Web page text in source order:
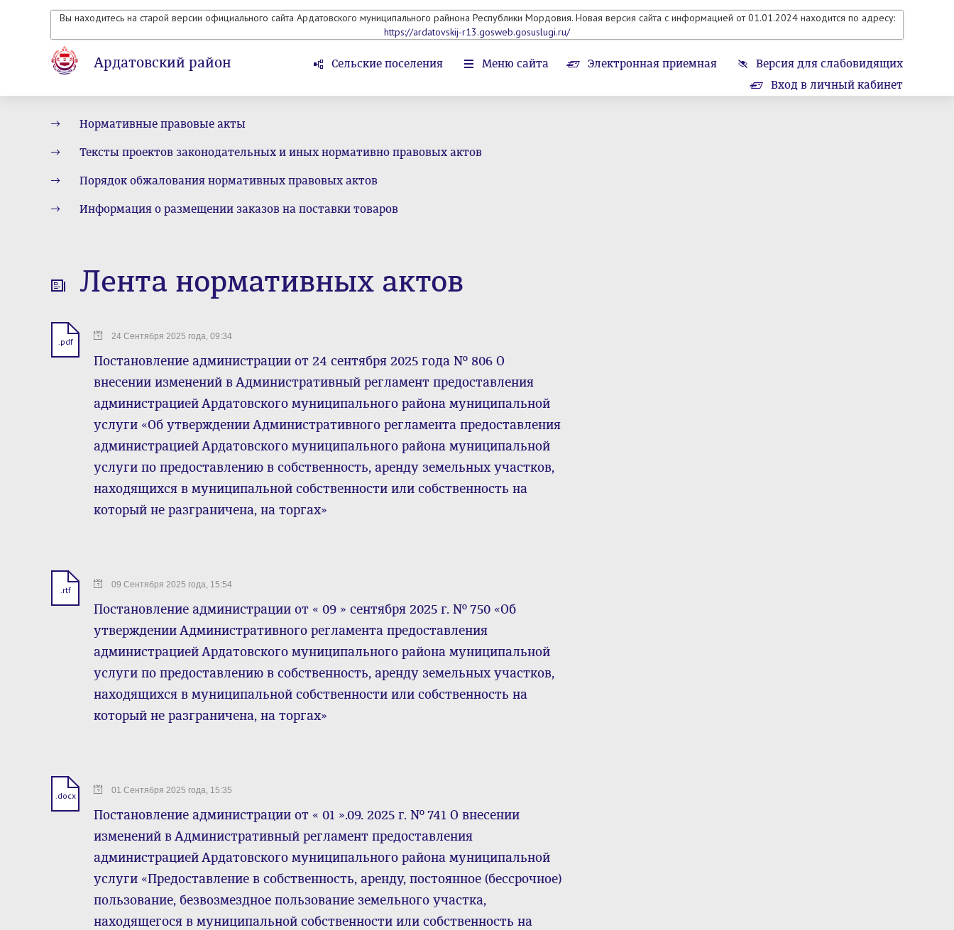
Вы находитесь на старой версии официального сайта Ардатовского муниципального райнона Республики Мордовия. Новая версия сайта с информацией от 01.01.2024 находится по адресу:
https://ardatovskij-r13.gosweb.gosuslugi.ru/
Ардатовский район Сельские поселения Меню сайта Электронная приемная
Версия для слабовидящих
Вход в личный кабинет
Нормативные правовые акты
Тексты проектов законодательных и иных нормативно правовых актов
Порядок обжалования нормативных правовых актов
Информация о размещении заказов на поставки товаров
Лента нормативных актов
.pdf 24 Сентября 2025 года, 09:34
Постановление администрации от 24 сентября 2025 года № 806 О
внесении изменений в Административный регламент предоставления
администрацией Ардатовского муниципального района муниципальной
услуги «Об утверждении Административного регламента предоставления
администрацией Ардатовского муниципального района муниципальной
услуги по предоставлению в собственность, аренду земельных участков,
находящихся в муниципальной собственности или собственность на
который не разграничена, на торгах»
.rtf 09 Сентября 2025 года, 15:54
Постановление администрации от « 09 » сентября 2025 г. № 750 «Об
утверждении Административного регламента предоставления
администрацией Ардатовского муниципального района муниципальной
услуги по предоставлению в собственность, аренду земельных участков,
находящихся в муниципальной собственности или собственность на
который не разграничена, на торгах»
.docx 01 Сентября 2025 года, 15:35
Постановление администрации от « 01 ».09. 2025 г. № 741 О внесении
изменений в Административный регламент предоставления
администрацией Ардатовского муниципального района муниципальной
услуги «Предоставление в собственность, аренду, постоянное (бессрочное)
пользование, безвозмездное пользование земельного участка,
находящегося в муниципальной собственности или собственность на